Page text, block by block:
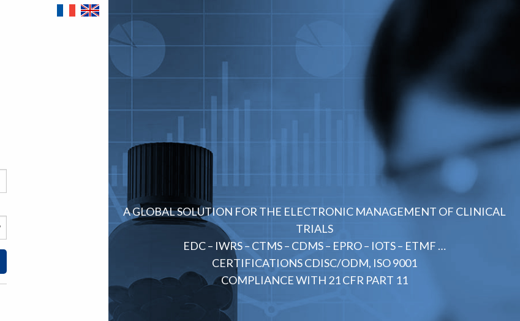
A GLOBAL SOLUTION FOR THE ELECTRONIC MANAGEMENT OF CLINICAL
TRIALS
EDC – IWRS – CTMS – CDMS – EPRO – IOTS – ETMF …
CERTIFICATIONS CDISC/ODM, ISO 9001
COMPLIANCE WITH 21 CFR PART 11